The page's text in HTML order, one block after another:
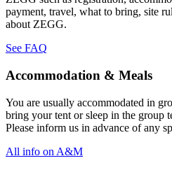
payment, travel, what to bring, site
about ZEGG.
See FAQ
Accommodation & Meals
You are usually accommodated in
bring your tent or sleep in the group
Please inform us in advance of any
All info on A&M